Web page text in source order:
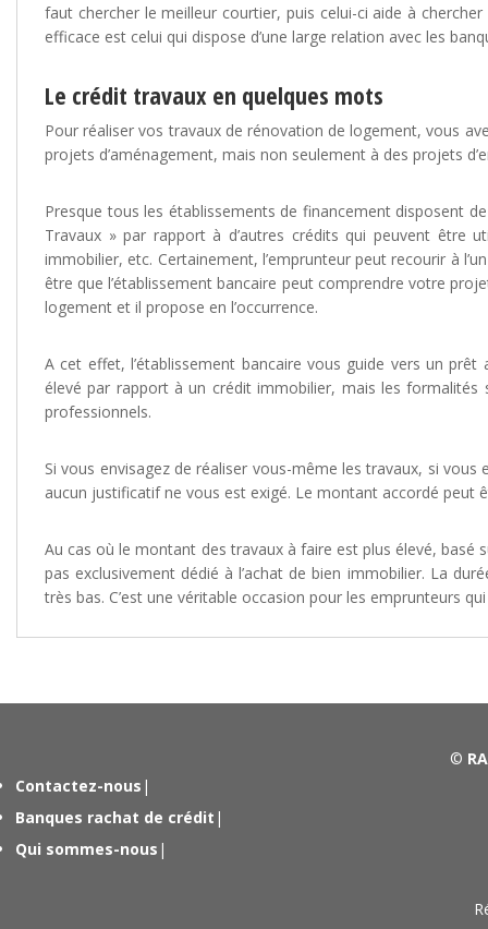
faut chercher le meilleur courtier, puis celui-ci aide à
efficace est celui qui dispose d’une large relation avec les
Le crédit travaux en quelques mots
Pour réaliser vos travaux de rénovation de logement, vous
projets d’aménagement, mais non seulement à des projets
Presque tous les établissements de financement disposent
Travaux » par rapport à d’autres crédits qui peuvent être
immobilier, etc. Certainement, l’emprunteur peut recourir à
être que l’établissement bancaire peut comprendre votre
logement et il propose en l’occurrence.
A cet effet, l’établissement bancaire vous guide vers un
élevé par rapport à un crédit immobilier, mais les formalités
professionnels.
Si vous envisagez de réaliser vous-même les travaux, si
aucun justificatif ne vous est exigé. Le montant accordé peut
Au cas où le montant des travaux à faire est plus élevé,
pas exclusivement dédié à l’achat de bien immobilier. La
très bas. C’est une véritable occasion pour les emprunteurs
©
Contactez-nous |
Banques rachat de crédit |
Qui sommes-nous |